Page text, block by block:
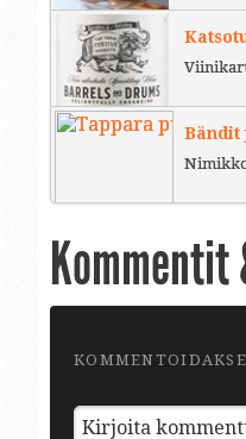
Bändit